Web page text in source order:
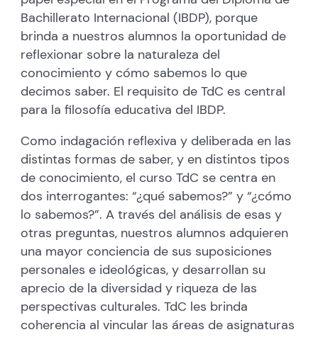
Bachillerato Internacional (IBDP), porque
brinda a nuestros alumnos la oportunidad de
reflexionar sobre la naturaleza del
conocimiento y cómo sabemos lo que
decimos saber. El requisito de TdC es central
para la filosofía educativa del IBDP.
Como indagación reflexiva y deliberada en las
distintas formas de saber, y en distintos tipos
de conocimiento, el curso TdC se centra en
dos interrogantes: “¿qué sabemos?” y “¿cómo
lo sabemos?”. A través del análisis de esas y
otras preguntas, nuestros alumnos adquieren
una mayor conciencia de sus suposiciones
personales e ideológicas, y desarrollan su
aprecio de la diversidad y riqueza de las
perspectivas culturales. TdC les brinda
coherencia al vincular las áreas de asignaturas